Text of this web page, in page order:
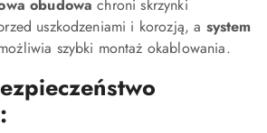
obudowa chroni skrzynki
uszkodzeniami i korozją, a system
szybki montaż okablowania.